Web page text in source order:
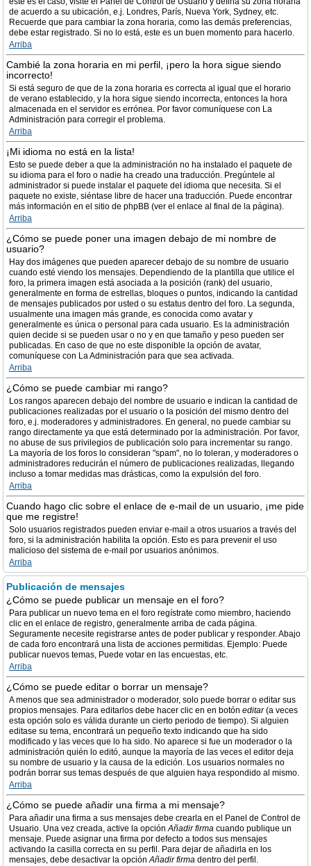
de acuerdo a su ubicación, e.j. Londres, París, Nueva York, Sydney, etc.
Recuerde que para cambiar la zona horaria, como las demás preferencias,
debe estar registrado. Si no lo está, este es un buen momento para hacerlo.
Arriba
Cambié la zona horaria en mi perfil, ¡pero la hora sigue siendo
incorrecto!
Si está seguro de que de la zona horaria es correcta al igual que el horario
de verano establecido, y la hora sigue siendo incorrecta, entonces la hora
almacenada en el servidor es errónea. Por favor comuníquese con La
Administración para corregir el problema.
Arriba
¡Mi idioma no está en la lista!
Esto se puede deber a que la administración no ha instalado el paquete de
su idioma para el foro o nadie ha creado una traducción. Pregúntele al
administrador si puede instalar el paquete del idioma que necesita. Si el
paquete no existe, siéntase libre de hacer una traducción. Puede encontrar
más información en el sitio de phpBB (ver el enlace al final de la página).
Arriba
¿Cómo se puede poner una imagen debajo de mi nombre de
usuario?
Hay dos imágenes que pueden aparecer debajo de su nombre de usuario
cuando esté viendo los mensajes. Dependiendo de la plantilla que utilice el
foro, la primera imagen está asociada a la posición (rank) del usuario,
generalmente en forma de estrellas, bloques o puntos, indicando la cantidad
de mensajes publicados por usted o su estatus dentro del foro. La segunda,
usualmente una imagen más grande, es conocida como avatar y
generalmente es única o personal para cada usuario. Es la administración
quien decide si se pueden usar o no y en que tamaño y peso pueden ser
publicadas. En caso de que no este disponible la opción de avatar,
comuníquese con La Administración para que sea activada.
Arriba
¿Cómo se puede cambiar mi rango?
Los rangos aparecen debajo del nombre de usuario e indican la cantidad de
publicaciones realizadas por el usuario o la posición del mismo dentro del
foro, e.j. moderadores y administradores. En general, no puede cambiar su
rango directamente ya que está determinado por la administración. Por favor,
no abuse de sus privilegios de publicación solo para incrementar su rango.
La mayoría de los foros lo consideran "spam", no lo toleran, y moderadores o
administradores reducirán el número de publicaciones realizadas, llegando
incluso a tomar medidas mas drásticas, como la expulsión del foro.
Arriba
Cuando hago clic sobre el enlace de e-mail de un usuario, ¡me pide
que me registre!
Solo usuarios registrados pueden enviar e-mail a otros usuarios a través del
foro, si la administración habilita la opción. Esto es para prevenir el uso
malicioso del sistema de e-mail por usuarios anónimos.
Arriba
Publicación de mensajes
¿Cómo se puede publicar un mensaje en el foro?
Para publicar un nuevo tema en el foro regístrate como miembro, haciendo
clic en el enlace de registro, generalmente arriba de cada página.
Seguramente necesite registrarse antes de poder publicar y responder. Abajo
de cada foro encontrará una lista de acciones permitidas. Ejemplo: Puede
publicar nuevos temas, Puede votar en las encuestas, etc.
Arriba
¿Cómo se puede editar o borrar un mensaje?
A menos que sea administrador o moderador, solo puede borrar o editar sus
propios mensajes. Para editarlos debe hacer clic en en botón editar(a veces
esta opción solo es válida durante un cierto periodo de tiempo). Si alguien
editase su tema, encontrará un pequeño texto indicando que ha sido
modificado y las veces que lo ha sido. No aparece si fue un moderador o la
administración quién lo editó, aunque la mayoría de las veces el editor deja
su nombre de usuario y la causa de la edición. Los usuarios normales no
podrán borrar sus temas después de que alguien haya respondido al mismo.
Arriba
¿Cómo se puede añadir una firma a mi mensaje?
Para añadir una firma a sus mensajes debe crearla en el Panel de Control de
Usuario. Una vez creada, active la opciónAñadir firma cuando publique un
mensaje. Puede asignar una firma por defecto a todos sus mensajes
activando la casilla correcta en su perfil. Para dejar de añadirla en los
mensajes, debe desactivar la opciónAñadir firma dentro del perfil.